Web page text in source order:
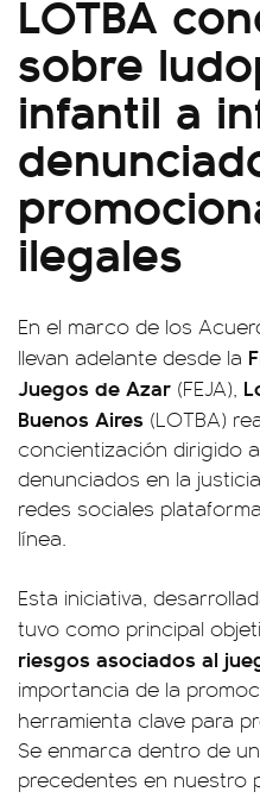
LOTBA
sobre
infantil a
ilegales
En el marco de los
llevan adelante desde la
Juegos de Azar (FEJA),
Buenos Aires (LOTBA)
concientización dirigido
denunciados en la
redes sociales
línea.
Esta iniciativa,
tuvo como principal
riesgos asociados al
importancia de la
herramienta clave para
Se enmarca dentro de
precedentes en nuestro